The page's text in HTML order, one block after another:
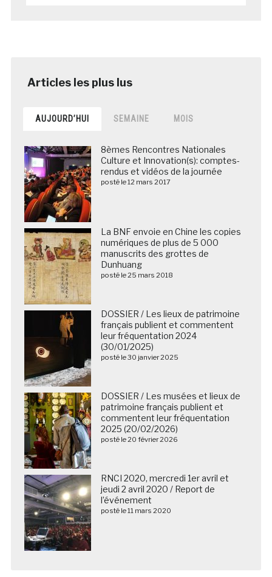
AUJOURD’HUI SEMAINE MOIS
8èmes Rencontres Nationales
Culture et Innovation(s): comptes-
rendus et vidéos de la journée
posté le 12 mars 2017
La BNF envoie en Chine les copies
numériques de plus de 5 000
manuscrits des grottes de
Dunhuang
posté le 25 mars 2018
DOSSIER / Les lieux de patrimoine
français publient et commentent
leur fréquentation 2024
(30/01/2025)
posté le 30 janvier 2025
DOSSIER / Les musées et lieux de
patrimoine français publient et
commentent leur fréquentation
2025 (20/02/2026)
posté le 20 février 2026
RNCI 2020, mercredi 1er avril et
jeudi 2 avril 2020 / Report de
l’événement
posté le 11 mars 2020